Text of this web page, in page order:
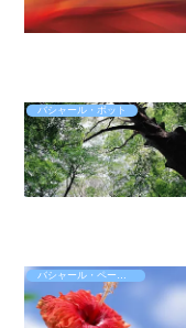
バシャール・ボット